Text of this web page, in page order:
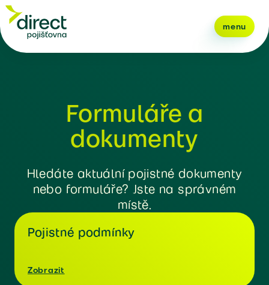
menu
Formuláře a
dokumenty
Hledáte aktuální pojistné dokumenty
nebo formuláře? Jste na správném
místě.
Pojistné podmínky
Zobrazit